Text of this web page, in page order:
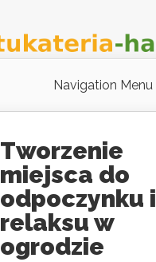
Navigation Menu
Tworzenie
miejsca do
odpoczynku i
relaksu w
ogrodzie